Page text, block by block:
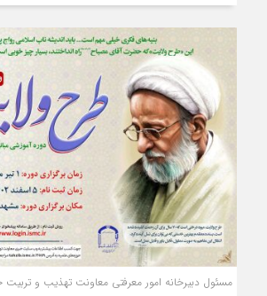
مسئول دبیرخانه امور معرفتی معاونت تهذیب و تربیت